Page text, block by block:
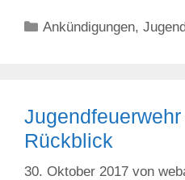
Kategorien
Ankündigungen,
Rückblick
30. Oktober 2017 von